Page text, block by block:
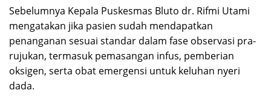
Sebelumnya Kepala Puskesmas Bluto dr. Rifmi Utami
mengatakan jika pasien sudah mendapatkan
penanganan sesuai standar dalam fase observasi pra-
rujukan, termasuk pemasangan infus, pemberian
oksigen, serta obat emergensi untuk keluhan nyeri
dada.